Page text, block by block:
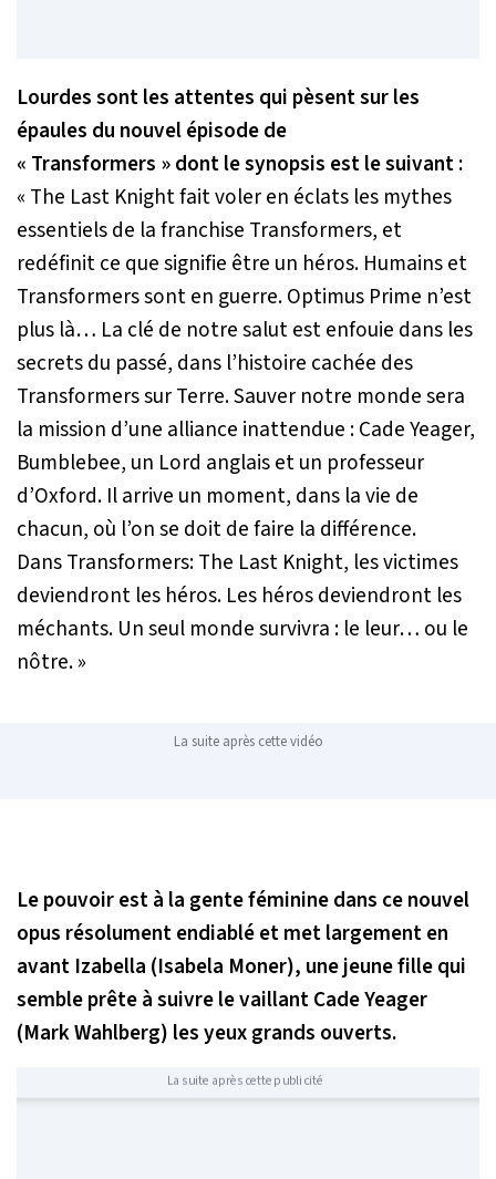
Lourdes sont les attentes qui pèsent sur les
épaules du nouvel épisode de
« Transformers » dont le synopsis est le suivant :
« The Last Knight fait voler en éclats les mythes
essentiels de la franchise Transformers, et
redéfinit ce que signifie être un héros. Humains et
Transformers sont en guerre. Optimus Prime n’est
plus là… La clé de notre salut est enfouie dans les
secrets du passé, dans l’histoire cachée des
Transformers sur Terre. Sauver notre monde sera
la mission d’une alliance inattendue : Cade Yeager,
Bumblebee, un Lord anglais et un professeur
d’Oxford. Il arrive un moment, dans la vie de
chacun, où l’on se doit de faire la différence.
Dans Transformers: The Last Knight, les victimes
deviendront les héros. Les héros deviendront les
méchants. Un seul monde survivra : le leur… ou le
nôtre. »
La suite après cette vidéo
Le pouvoir est à la gente féminine dans ce nouvel
opus résolument endiablé et met largement en
avant Izabella (Isabela Moner), une jeune fille qui
semble prête à suivre le vaillant Cade Yeager
(Mark Wahlberg) les yeux grands ouverts.
La suite après cette publicité